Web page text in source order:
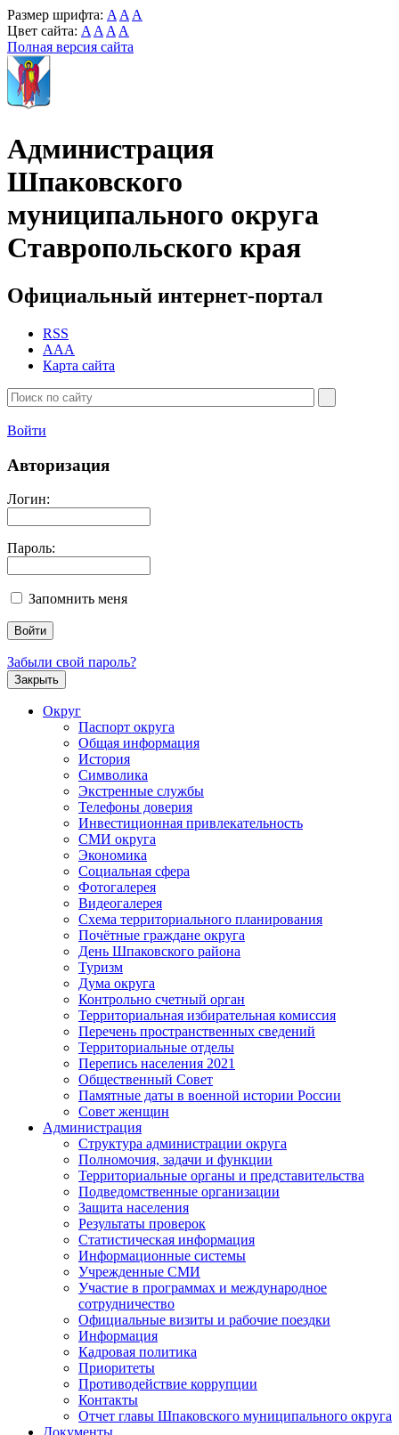
Размер шрифта: A A A
Цвет сайта: A A A A
Полная версия сайта
Администрация
Шпаковского
муниципального округа
Ставропольского края
Официальный интернет-портал
RSS
AAA
Карта сайта
Войти
Авторизация
Логин:
Пароль:
Запомнить меня
Забыли свой пароль?
Закрыть
Округ
Паспорт округа
Общая информация
История
Символика
Экстренные службы
Телефоны доверия
Инвестиционная привлекательность
СМИ округа
Экономика
Социальная сфера
Фотогалерея
Видеогалерея
Схема территориального планирования
Почётные граждане округа
День Шпаковского района
Туризм
Дума округа
Контрольно счетный орган
Территориальная избирательная комиссия
Перечень пространственных сведений
Территориальные отделы
Перепись населения 2021
Общественный Совет
Памятные даты в военной истории России
Совет женщин
Администрация
Структура администрации округа
Полномочия, задачи и функции
Территориальные органы и представительства
Подведомственные организации
Защита населения
Результаты проверок
Статистическая информация
Информационные системы
Учрежденные СМИ
Участие в программах и международное
сотрудничество
Официальные визиты и рабочие поездки
Информация
Кадровая политика
Приоритеты
Противодействие коррупции
Контакты
Отчет главы Шпаковского муниципального округа